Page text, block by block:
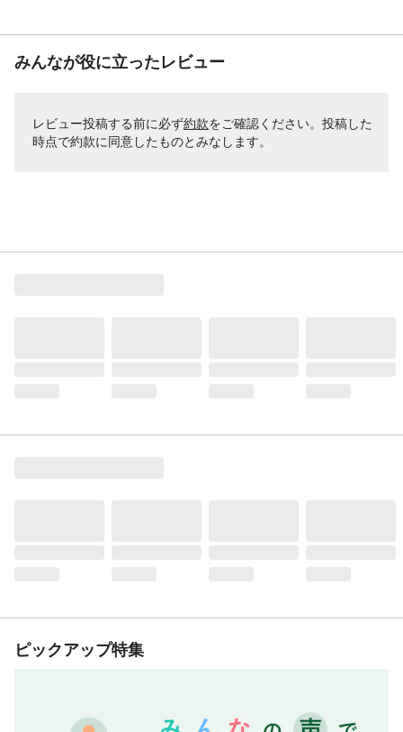
みんなが役に立ったレビュー
レビュー投稿する前に必ず約款をご確認ください。投稿した
時点で約款に同意したものとみなします。
ピックアップ特集